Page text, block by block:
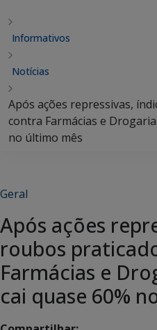
Informativos
Notícias
Após ações repressivas,
contra Farmácias e
no último mês
Geral
Após ações
roubos
Farmácias e
cai quase 60%